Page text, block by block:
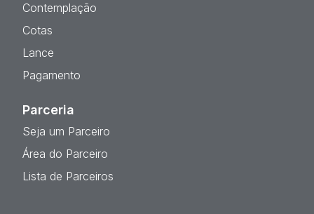
Contemplação
Cotas
Lance
Pagamento
Parceria
Seja um Parceiro
Área do Parceiro
Lista de Parceiros